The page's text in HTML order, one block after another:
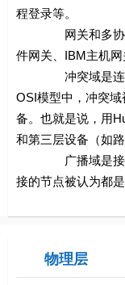
程登录等。
网关和多协议路
件网关、IBM主机网
冲突域是连接在
OSI模型中，冲突
备。也就是说，用
和第三层设备（如
广播域是接收同
接的节点被认为都
物理层